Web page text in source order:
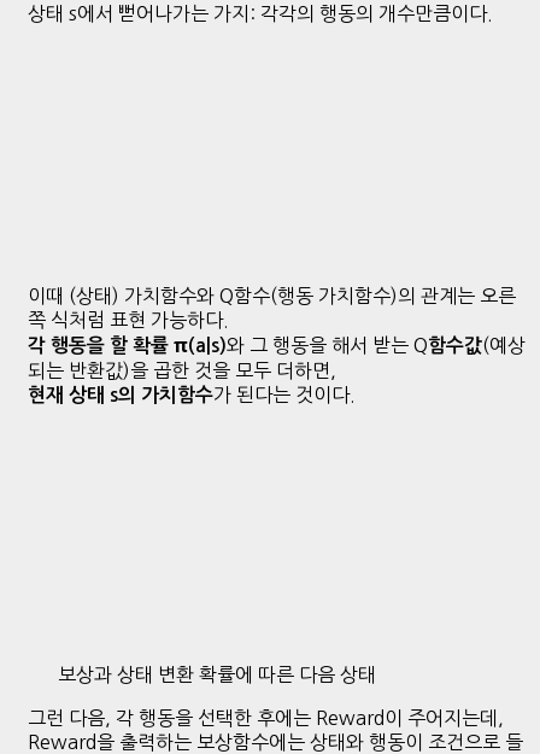
상태 s에서 뻗어나가는 가지: 각각의 행동의 개수만큼이다.
이때 (상태) 가치함수와 Q함수(행동 가치함수)의 관계는 오른
쪽 식처럼 표현 가능하다.
각 행동을 할 확률 π(a|s)와 그 행동을 해서 받는 Q함수값(예상
되는 반환값)을 곱한 것을 모두 더하면,
현재 상태 s의 가치함수가 된다는 것이다.
보상과 상태 변환 확률에 따른 다음 상태
그런 다음, 각 행동을 선택한 후에는 Reward이 주어지는데,
Reward을 출력하는 보상함수에는 상태와 행동이 조건으로 들